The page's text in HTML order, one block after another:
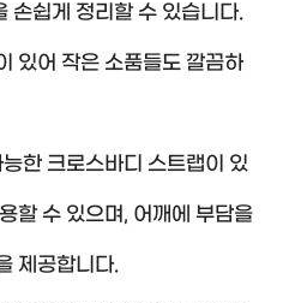
손쉽게 정리할 수 있습니다.
있어 작은 소품들도 깔끔하
한 크로스바디 스트랩이 있
할 수 있으며, 어깨에 부담을
제공합니다.